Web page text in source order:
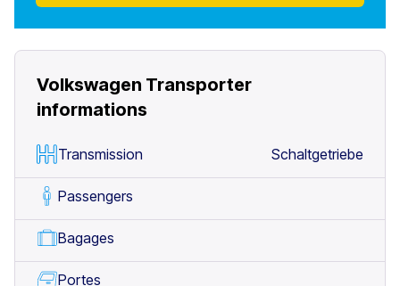
Volkswagen Transporter
informations
Transmission Schaltgetriebe
Passengers
Bagages
Portes